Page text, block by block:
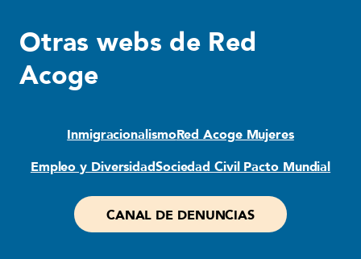
Otras webs de Red
Acoge
InmigracionalismoRed Acoge Mujeres
Empleo y DiversidadSociedad Civil Pacto Mundial
CANAL DE DENUNCIAS